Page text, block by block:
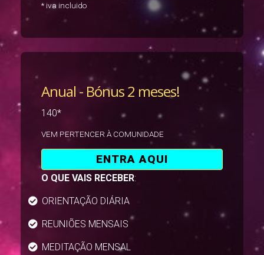
* iva incluido
Anual - Bónus 2 meses!
140*
VEM PERTENCER À COMUNIDADE
ENTRA AQUI
O QUE VAIS RECEBER:
ORIENTAÇÃO DIÁRIA
REUNIÕES MENSAIS
MEDITAÇÃO MENSAL